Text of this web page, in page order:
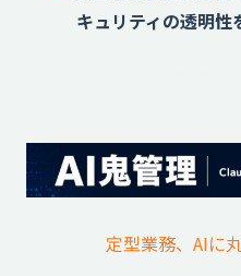
キュリティの透明性
定型業務、AIに